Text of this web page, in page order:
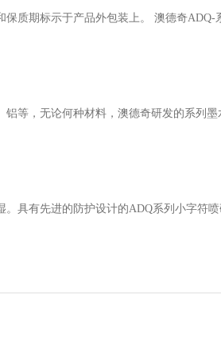
质期标示于产品外包装上。 澳德奇ADQ-
等，无论何种材料，澳德奇研发的系列墨
具有先进的防护设计的ADQ系列小字符